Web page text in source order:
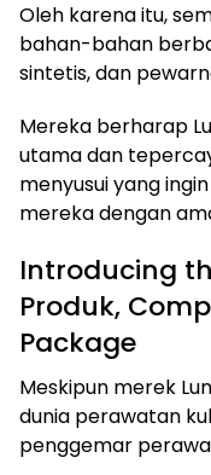
Oleh karena itu,
bahan-bahan
sintetis, dan
Mereka berharap
utama dan
menyusui yang
mereka dengan
Introducing
Produk,
Package
Meskipun merek
dunia perawatan
penggemar